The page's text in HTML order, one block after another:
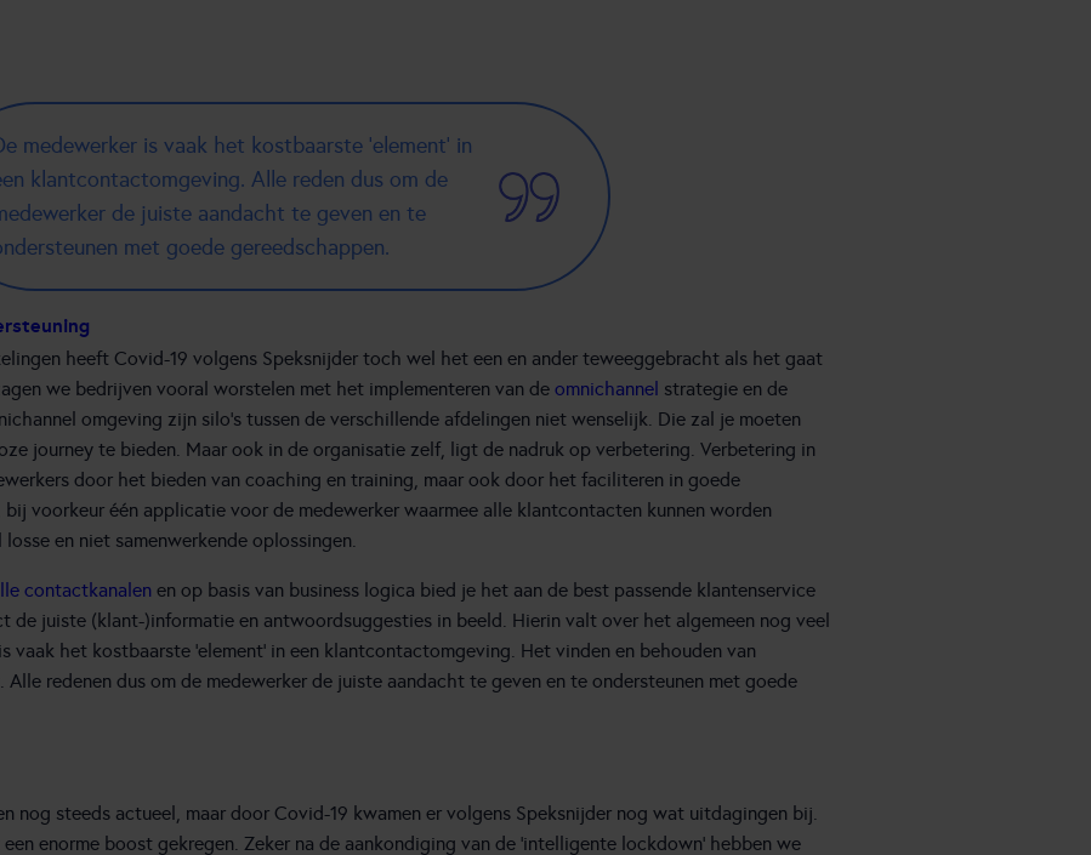
medewerker is vaak het kostbaarste ‘element’ in
klantcontactomgeving. Alle reden dus om de
de juiste aandacht te geven en te
met goede gereedschappen.
heeft Covid-19 volgens Speksnijder toch wel het een en ander teweeggebracht als het gaat
we bedrijven vooral worstelen met het implementeren van de omnichannel strategie en de
omgeving zijn silo’s tussen de verschillende afdelingen niet wenselijk. Die zal je moeten
journey te bieden. Maar ook in de organisatie zelf, ligt de nadruk op verbetering. Verbetering in
door het bieden van coaching en training, maar ook door het faciliteren in goede
voorkeur één applicatie voor de medewerker waarmee alle klantcontacten kunnen worden
en niet samenwerkende oplossingen.
contactkanalen en op basis van business logica bied je het aan de best passende klantenservice
de juiste (klant-)informatie en antwoordsuggesties in beeld. Hierin valt over het algemeen nog veel
vaak het kostbaarste ‘element’ in een klantcontactomgeving. Het vinden en behouden van
redenen dus om de medewerker de juiste aandacht te geven en te ondersteunen met goede
nog steeds actueel, maar door Covid-19 kwamen er volgens Speksnijder nog wat uitdagingen bij.
enorme boost gekregen. Zeker na de aankondiging van de ‘intelligente lockdown’ hebben we